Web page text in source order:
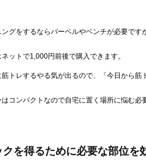
グをするならバーベルやベンチが必要で
ットで1,000円前後で購入できます。
トレするやる気が出るので、「今日から筋
コンパクトなので自宅に置く場所に悩む必
を得るために必要な部位を